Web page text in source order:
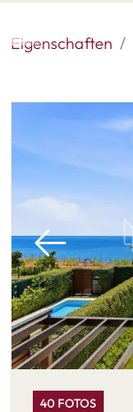
Eigenschaften
40 FOTOS